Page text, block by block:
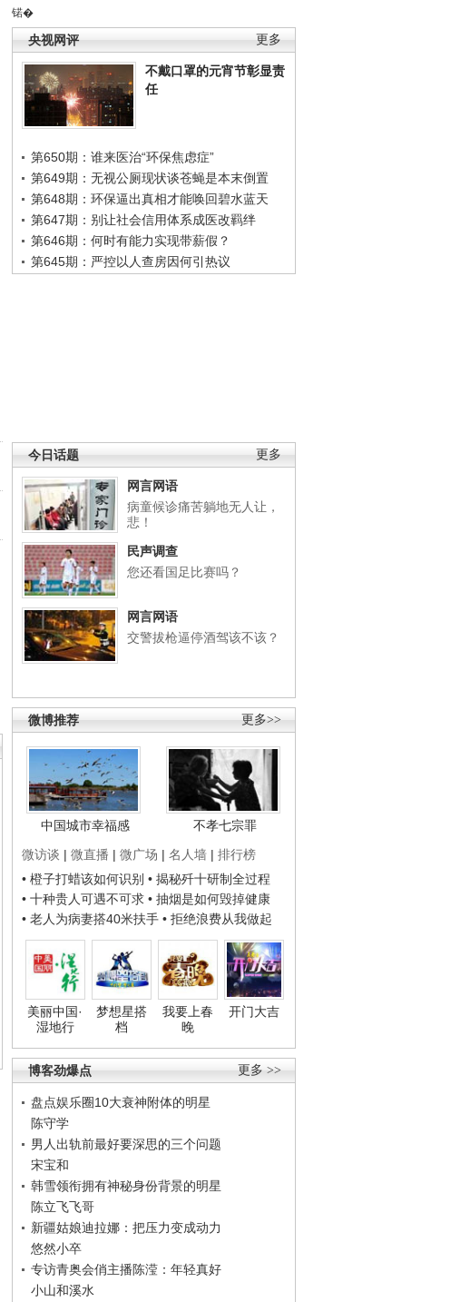
锘�
更多
央视网评
不戴口罩的元宵节彰显责
任
第650期：谁来医治“环保焦虑症”
第649期：无视公厕现状谈苍蝇是本末倒置
第648期：环保逼出真相才能唤回碧水蓝天
第647期：别让社会信用体系成医改羁绊
第646期：何时有能力实现带薪假？
第645期：严控以人查房因何引热议
更多
今日话题
网言网语
病童候诊痛苦躺地无人让，
悲！
民声调查
您还看国足比赛吗？
网言网语
交警拔枪逼停酒驾该不该？
更多>>
微博推荐
中国城市幸福感
不孝七宗罪
微访谈 | 微直播 | 微广场 | 名人墙 | 排行榜
• 橙子打蜡该如何识别 • 揭秘歼十研制全过程
• 十种贵人可遇不可求 • 抽烟是如何毁掉健康
• 老人为病妻搭40米扶手 • 拒绝浪费从我做起
美丽中国·
湿地行
梦想星搭
档
我要上春
晚
开门大吉
更多 >>
博客劲爆点
盘点娱乐圈10大衰神附体的明星
陈守学
男人出轨前最好要深思的三个问题
宋宝和
韩雪领衔拥有神秘身份背景的明星
陈立飞飞哥
新疆姑娘迪拉娜：把压力变成动力
悠然小卒
专访青奥会俏主播陈滢：年轻真好
小山和溪水